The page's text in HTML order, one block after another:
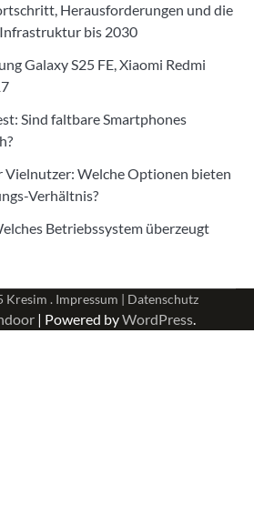
Herausforderungen und die
bis 2030
Galaxy S25 FE, Xiaomi Redmi
Sind faltbare Smartphones
Vielnutzer: Welche Optionen bieten
Verhältnis?
Betriebssystem überzeugt
Kresim . Impressum | Datenschutz
| Powered byWordPress.